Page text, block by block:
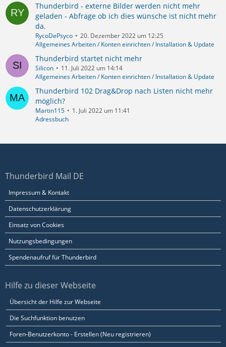
Thunderbird - externe Bilder werden nicht mehr
geladen - Abfrage ob ich dies wünsche ist nicht mehr
da.
RycoDePsyco
20. Dezember 2022 um 12:25
Allgemeines Arbeiten / Konten einrichten / Installation & Update
Thunderbird startet nicht mehr
Silicon
11. Juli 2022 um 14:14
Allgemeines Arbeiten / Konten einrichten / Installation & Update
Thunderbird 102 Drag&Drop nach Listen nicht mehr
möglich?
Martin115
1. Juli 2022 um 11:41
Adressbuch
Thunderbird Mail DE
Impressum & Kontakt
Datenschutzerklärung
Einsatz von Cookies
Nutzungsbedingungen
Spendenaufruf für Thunderbird
Hilfe zu dieser Webseite
Übersicht der Hilfe zur Webseite
Die Suchfunktion benutzen
Foren-Benutzerkonto - Erstellen (Neu registrieren)